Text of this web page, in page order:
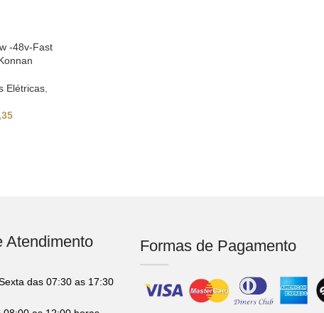
-48v-Fast
Elétricas
Atendimento
das 07:30 as 17:30
Formas de Pagamento